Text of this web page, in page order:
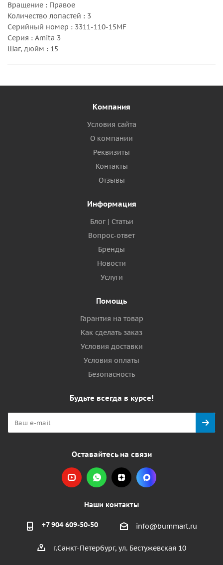
Вращение : Правое
Количество лопастей : 3
Серийный номер : 3311-110-15MF
Серия : Amita 3
Шаг, дюйм : 15
Компания
Условия сайта
О компании
Реквизиты
Контакты
Отзывы
Информация
Блог | Статьи
Вопрос-ответ
Бренды
Новости
Услуги
Помощь
Гарантия на товар
Как сделать заказ
Условия доставки
Условия оплаты
Безопасность
Будьте всегда в курсе!
Оставайтесь на связи
Наши контакты
+7 904 609-50-50 info@bummart.ru
г.Санкт-Петербург, ул. Бестужевская 10